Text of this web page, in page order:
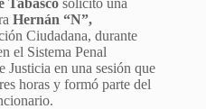
Hernán “N”,
Ciudadana, durante
el Sistema Penal
en una sesión que
horas y formó parte del